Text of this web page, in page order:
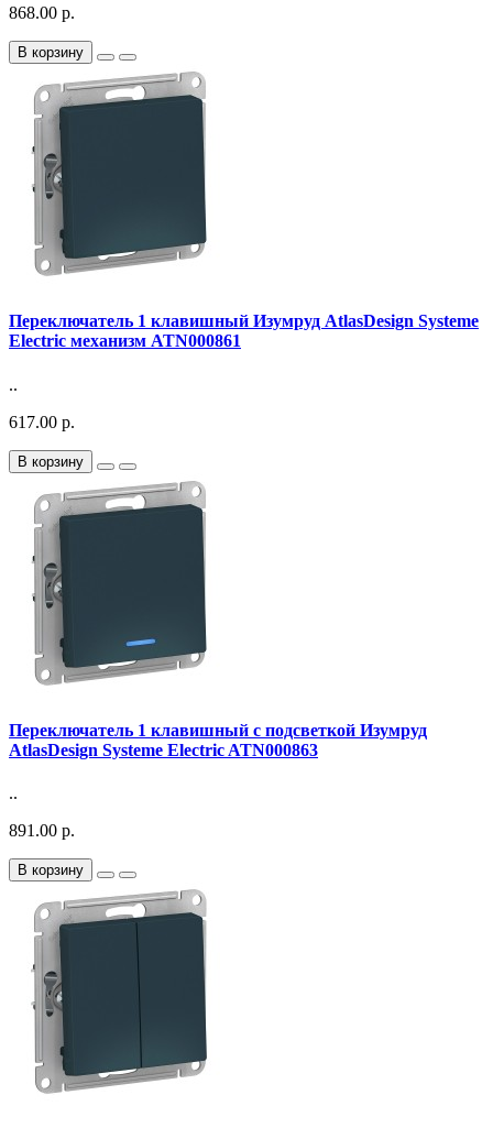
868.00 р.
В корзину
Переключатель 1 клавишный Изумруд AtlasDesign Systeme
Electric механизм ATN000861
..
617.00 р.
В корзину
Переключатель 1 клавишный с подсветкой Изумруд
AtlasDesign Systeme Electric ATN000863
..
891.00 р.
В корзину